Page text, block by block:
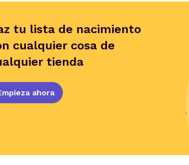
tu lista de nacimiento
cualquier cosa de
tienda
ahora